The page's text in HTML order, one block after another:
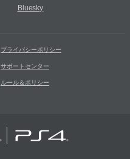
Bluesky
プライバシーポリシー
サポートセンター
ルール＆ポリシー